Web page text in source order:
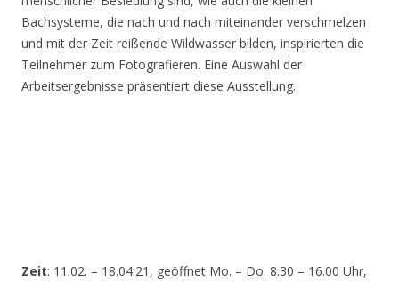
Bachsysteme, die nach und nach miteinander verschmelzen
und mit der Zeit reißende Wildwasser bilden, inspirierten die
Teilnehmer zum Fotografieren. Eine Auswahl der
Arbeitsergebnisse präsentiert diese Ausstellung.
Zeit: 11.02. – 18.04.21, geöffnet Mo. – Do. 8.30 – 16.00 Uhr,